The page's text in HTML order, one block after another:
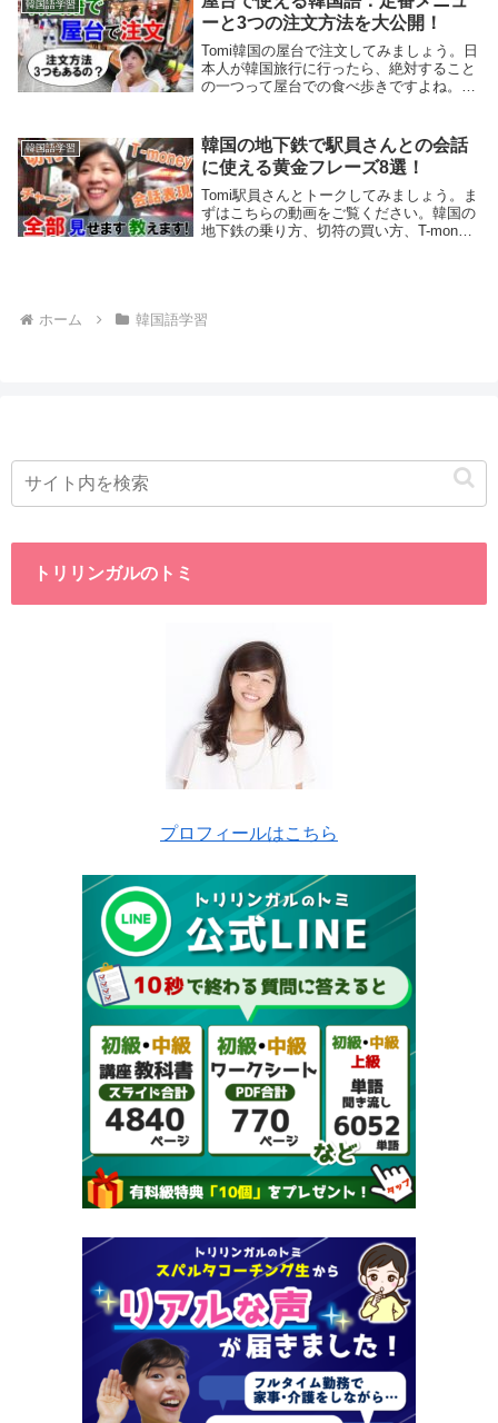
ます。今...
韓国語学習
ーと3つの注文方法を大公開！
Tomi韓国の屋台で注文してみましょう。日
本人が韓国旅行に行ったら、絶対すること
の一つって屋台での食べ歩きですよね。今
人観光客も多い場所なので、商品名も日本
語で出て...
韓国語学習
韓国の地下鉄で駅員さんとの会話
に使える黄金フレーズ8選！
Tomi駅員さんとトークしてみましょう。ま
ずはこちらの動画をご覧ください。韓国の
地下鉄の乗り方、切符の買い方、T-money
ホーム
韓国語学習
トリリンガルのトミ
プロフィールはこちら